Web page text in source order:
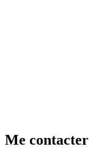
Me contacter